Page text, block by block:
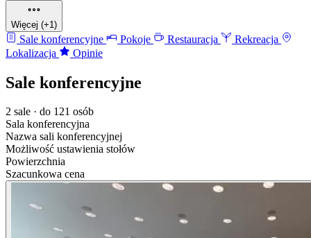
Więcej (+1)
Sale konferencyjne Pokoje Restauracja
Rekreacja
Lokalizacja
Opinie
Sale konferencyjne
2 sale · do 121 osób
Sala konferencyjna
Nazwa sali konferencyjnej
Możliwość ustawienia stołów
Powierzchnia
Szacunkowa cena